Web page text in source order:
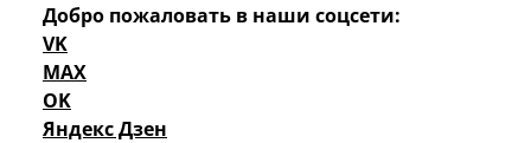
Добро пожаловать в наши соцсети:
VK
MAX
OK
Яндекс Дзен